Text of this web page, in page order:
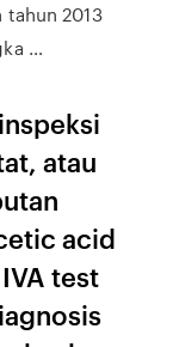
tahun 2013
…
atau
acid
test